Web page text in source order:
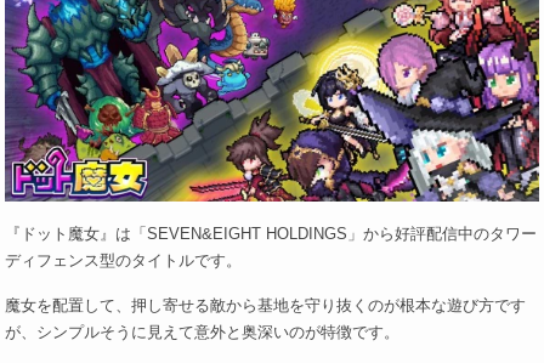
『ドット魔女』は「SEVEN&EIGHT HOLDINGS」から好評配信中のタワー
ディフェンス型のタイトルです。
魔女を配置して、押し寄せる敵から基地を守り抜くのが根本な遊び方です
が、シンプルそうに見えて意外と奥深いのが特徴です。